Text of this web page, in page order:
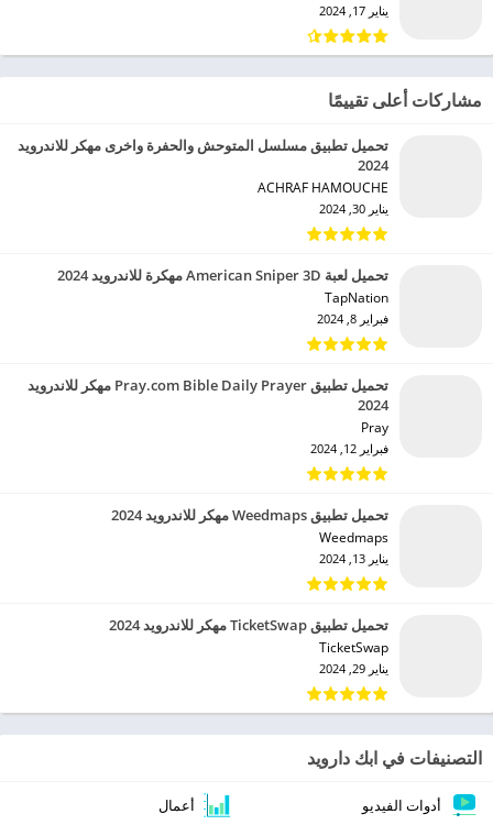
يناير 17, 2024
مشاركات أعلى تقييمًا
تحميل تطبيق مسلسل المتوحش والحفرة واخرى مهكر للاندرويد
2024
ACHRAF HAMOUCHE‏
يناير 30, 2024
تحميل لعبة American Sniper 3D مهكرة للاندرويد 2024
TapNation‏
فبراير 8, 2024
تحميل تطبيق Pray.com Bible Daily Prayer مهكر للاندرويد
2024
Pray‏
فبراير 12, 2024
تحميل تطبيق Weedmaps مهكر للاندرويد 2024
Weedmaps‏
يناير 13, 2024
تحميل تطبيق TicketSwap مهكر للاندرويد 2024
TicketSwap‏
يناير 29, 2024
التصنيفات في ابك دارويد
أدوات الفيديو أعمال